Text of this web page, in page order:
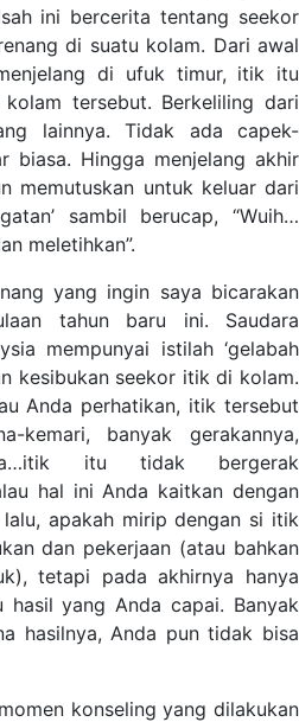
ini bercerita tentang seekor
di suatu kolam. Dari awal
di ufuk timur, itik itu
tersebut. Berkeliling dari
lainnya. Tidak ada capek-
biasa. Hingga menjelang akhir
memutuskan untuk keluar dari
sambil berucap, “Wuih…
meletihkan”.
yang ingin saya bicarakan
tahun baru ini. Saudara
mempunyai istilah ‘gelabah
kesibukan seekor itik di kolam.
Anda perhatikan, itik tersebut
kemari, banyak gerakannya,
itu tidak bergerak
hal ini Anda kaitkan dengan
apakah mirip dengan si itik
dan pekerjaan (atau bahkan
tetapi pada akhirnya hanya
yang Anda capai. Banyak
hasilnya, Anda pun tidak bisa
konseling yang dilakukan